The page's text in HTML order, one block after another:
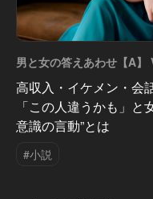
男と女の答えあわせ【A】
高収入・イケメン・会
「この人違うかも」と
意識の言動”とは
#小説